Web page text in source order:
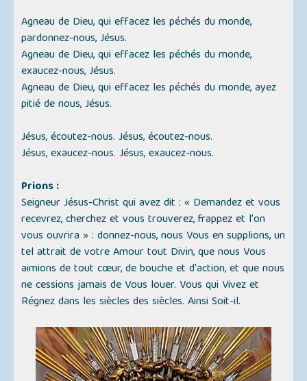
Agneau de Dieu, qui effacez les péchés du monde,
pardonnez-nous, Jésus.
Agneau de Dieu, qui effacez les péchés du monde,
exaucez-nous, Jésus.
Agneau de Dieu, qui effacez les péchés du monde, ayez
pitié de nous, Jésus.
Jésus, écoutez-nous. Jésus, écoutez-nous.
Jésus, exaucez-nous. Jésus, exaucez-nous.
Prions :
Seigneur Jésus-Christ qui avez dit : « Demandez et vous
recevrez, cherchez et vous trouverez, frappez et l'on
vous ouvrira » : donnez-nous, nous Vous en supplions, un
tel attrait de votre Amour tout Divin, que nous Vous
aimions de tout cœur, de bouche et d'action, et que nous
ne cessions jamais de Vous louer. Vous qui Vivez et
Régnez dans les siècles des siècles. Ainsi Soit-il.